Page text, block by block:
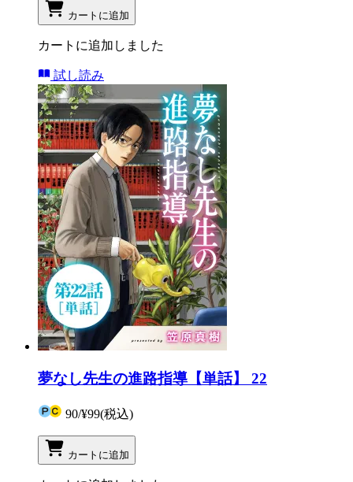
カートに追加
カートに追加しました
試し読み
夢なし先生の進路指導【単話】 22
90/¥99(税込)
カートに追加